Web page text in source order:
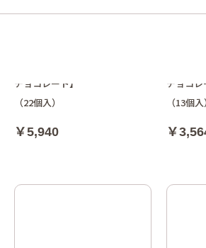
チョコレート】
（22個入）
￥5,940
チョコレ
（13個入）
￥